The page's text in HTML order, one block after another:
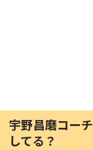
宇野昌磨コー
してる？